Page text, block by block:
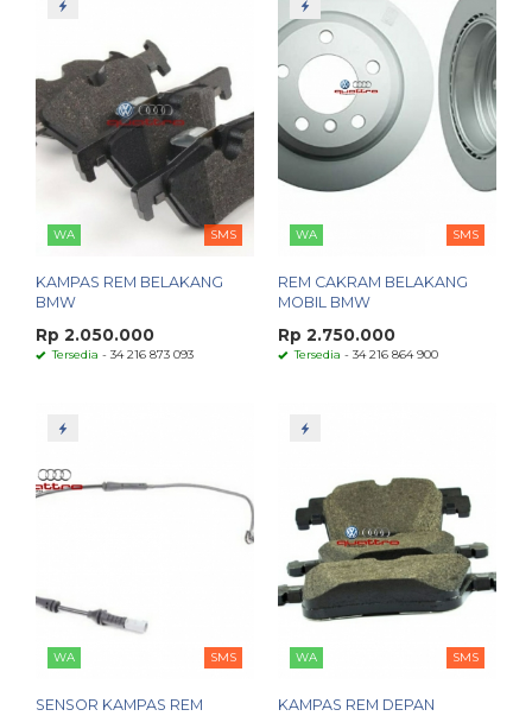
WA SMS
KAMPAS REM BELAKANG
BMW
Rp 2.050.000
Tersedia - 34 216 873 093
WA SMS
REM CAKRAM BELAKANG
MOBIL BMW
Rp 2.750.000
Tersedia - 34 216 864 900
WA SMS
SENSOR KAMPAS REM
WA SMS
KAMPAS REM DEPAN